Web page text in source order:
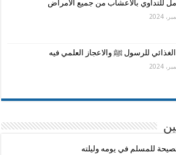
للتداوي بالأعشاب من جميع الامراض
للرسول ﷺ والاعجاز العلمي فيه
للمسلم في يومه وليلته